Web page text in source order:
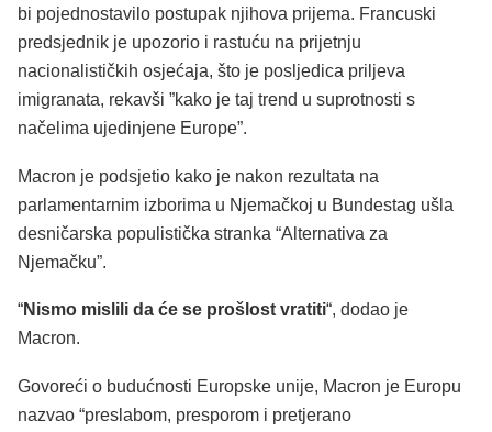
bi pojednostavilo postupak njihova prijema. Francuski
predsjednik je upozorio i rastuću na prijetnju
nacionalističkih osjećaja, što je posljedica priljeva
imigranata, rekavši ”kako je taj trend u suprotnosti s
načelima ujedinjene Europe”.
Macron je podsjetio kako je nakon rezultata na
parlamentarnim izborima u Njemačkoj u Bundestag ušla
desničarska populistička stranka “Alternativa za
Njemačku”.
“Nismo mislili da će se prošlost vratiti“, dodao je
Macron.
Govoreći o budućnosti Europske unije, Macron je Europu
nazvao “preslabom, presporom i pretjerano